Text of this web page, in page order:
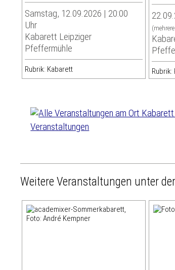
Samstag, 12.09.2026 | 20:00
Uhr
Kabarett Leipziger
Pfeffermühle
Rubrik: Kabarett Rubrik:
Veranstaltungen
Weitere Veranstaltungen unter